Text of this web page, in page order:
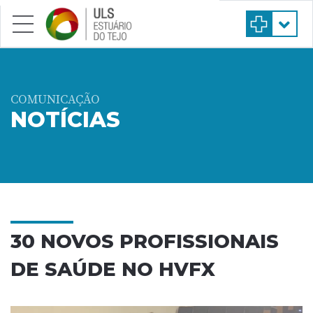
Saltar para conteúdo principal
COMUNICAÇÃO
NOTÍCIAS
30 NOVOS PROFISSIONAIS
DE SAÚDE NO HVFX